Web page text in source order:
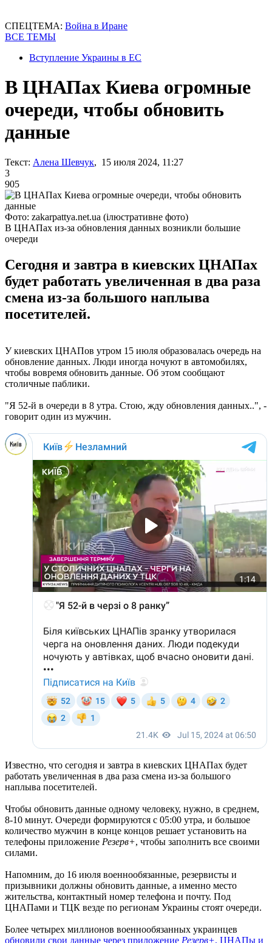
СПЕЦТЕМА: Война в Иране
ВСЕ ТЕМЫ
Вступление Украины в ЕС
В ЦНАПах Киева огромные
очереди, чтобы обновить
данные
Текст: Алена Шевчук, 15 июля 2024, 11:27
3
905
Фото: zakarpattya.net.ua (ілюстративне фото)
В ЦНАПах из-за обновления данных возникли большие
очереди
Сегодня и завтра в киевских ЦНАПах
будет работать увеличенная в два раза
смена из-за большого наплыва
посетителей.
У киевских ЦНАПов утром 15 июля образовалась очередь на
обновление данных. Люди иногда ночуют в автомобилях,
чтобы вовремя обновить данные. Об этом сообщают
столичные паблики.
"Я 52-й в очереди в 8 утра. Стою, жду обновления данных..", -
говорит один из мужчин.
Известно, что сегодня и завтра в киевских ЦНАПах будет
работать увеличенная в два раза смена из-за большого
наплыва посетителей.
Чтобы обновить данные одному человеку, нужно, в среднем,
8-10 минут. Очереди формируются с 05:00 утра, и большое
количество мужчин в конце концов решает установить на
телефоны приложение Резерв+, чтобы заполнить все своими
силами.
Напомним, до 16 июля военнообязанные, резервисты и
призывники должны обновить данные, а именно место
жительства, контактный номер телефона и почту. Под
ЦНАПами и ТЦК везде по регионам Украины стоят очереди.
Более четырех миллионов военнообязанных украинцев
обновили свои данные через приложение Резерв+, ЦНАПы и